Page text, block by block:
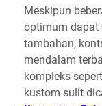
Meskipun
optimum dapat
tambahan,
mendalam
kompleks
kustom sulit